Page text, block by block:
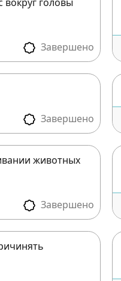
вокруг головы
Завершено
Завершено
животных
Завершено